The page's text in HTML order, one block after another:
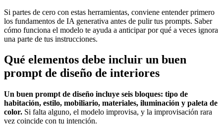
Si partes de cero con estas herramientas, conviene entender primero
los fundamentos de IA generativa antes de pulir tus prompts. Saber
cómo funciona el modelo te ayuda a anticipar por qué a veces ignora
una parte de tus instrucciones.
Qué elementos debe incluir un buen
prompt de diseño de interiores
Un buen prompt de diseño incluye seis bloques: tipo de
habitación, estilo, mobiliario, materiales, iluminación y paleta de
color. Si falta alguno, el modelo improvisa, y la improvisación rara
vez coincide con tu intención.